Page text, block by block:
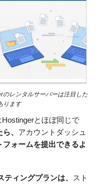
のレンタルサーバーは注目した
ります
とほぼ同じで
、 アカウントダッシュ
ォームを提出できるよ
ィングプランは、
スト